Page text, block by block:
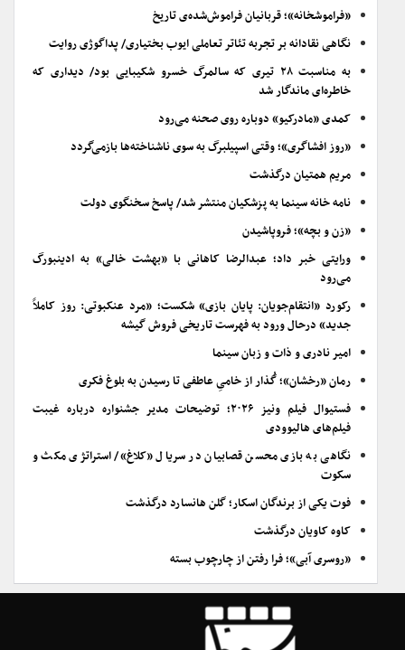
«فراموشخانه»؛ قربانیان فراموش‌شده‌ی تاریخ
نگاهی نقادانه بر تجربه تئاتر تعاملی ایوب بختیاری/ پداگوژی روایت
به مناسبت ۲۸ تیری که سالمرگ خسرو شکیبایی بود/ دیداری که
خاطره‌ای ماندگار شد
کمدی «مادرکیو» دوباره روی صحنه می‌رود
«روز افشاگری»؛ وقتی اسپیلبرگ به سوی ناشناخته‌ها بازمی‌گردد
مریم همتیان درگذشت
نامه خانه سینما به پزشکیان منتشر شد/ پاسخ سخنگوی دولت
«زن و بچه»؛ فروپاشیدن
ورایتی خبر داد؛ عبدالرضا کاهانی با «بهشت خالی» به ادینبورگ
می‌رود
رکورد «انتقام‌جویان: پایان بازی» شکست؛ «مرد عنکبوتی: روز کاملاً
جدید» درحال ورود به فهرست تاریخی فروش گیشه
امیر نادری و ذات و زبان سینما
رمان «رخشان»؛ گُذار از خامیِ عاطفی تا رسیدن به بلوغ فکری
فستیوال فیلم ونیز ۲۰۲۶؛ توضیحات مدیر جشنواره درباره غیبت
فیلم‌های هالیوودی
نگاهی به بازی محسن قصابیان در سریال «کلاغ»/ استراتژی مکث و
سکوت
فوت یکی از برندگان اسکار؛ گلن هانسارد درگذشت
کاوه کاویان درگذشت
«روسری آبی»؛ فرا رفتن از چارچوب بسته